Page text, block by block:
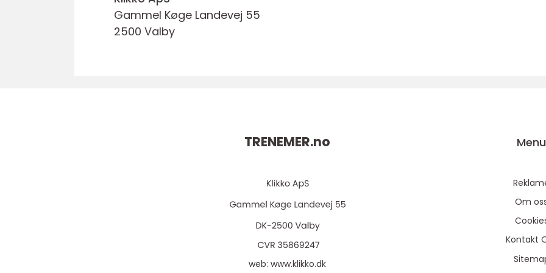
Gammel Køge Landevej 55
2500 Valby
TRENEMER.no
web:www.klikko.dk
Menu
Om
Kontakt